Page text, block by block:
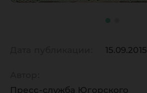
15.09.2015
Пресс-служба Югорского